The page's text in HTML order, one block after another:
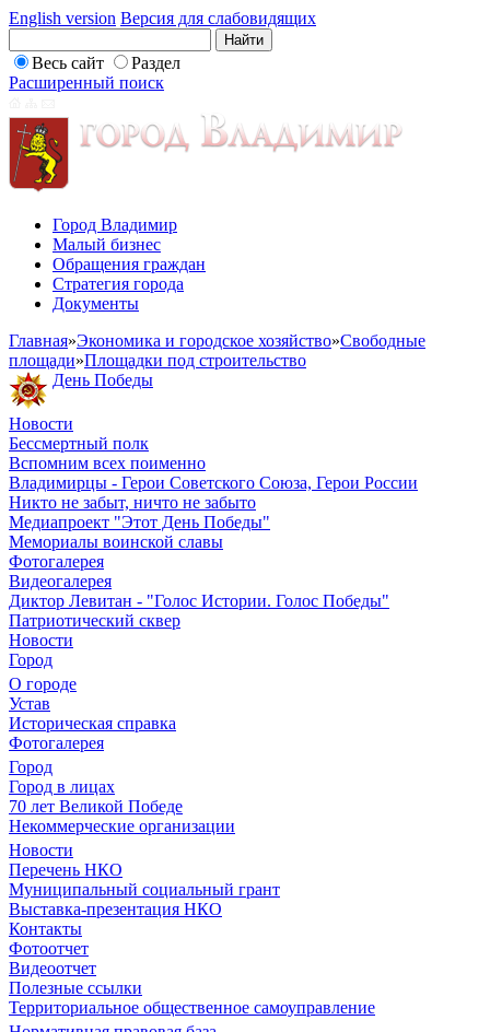
English version Версия для слабовидящих
Весь сайт
Раздел
Расширенный поиск
Город Владимир
Малый бизнес
Обращения граждан
Стратегия города
Документы
Главная»Экономика и городское хозяйство»Свободные
площади»Площадки под строительство
День Победы
Новости
Бессмертный полк
Вспомним всех поименно
Владимирцы - Герои Советского Союза, Герои России
Никто не забыт, ничто не забыто
Медиапроект "Этот День Победы"
Мемориалы воинской славы
Фотогалерея
Видеогалерея
Диктор Левитан - "Голос Истории. Голос Победы"
Патриотический сквер
Новости
Город
О городе
Устав
Историческая справка
Фотогалерея
Город
Город в лицах
70 лет Великой Победе
Некоммерческие организации
Новости
Перечень НКО
Муниципальный социальный грант
Выставка-презентация НКО
Контакты
Фотоотчет
Видеоотчет
Полезные ссылки
Территориальное общественное самоуправление